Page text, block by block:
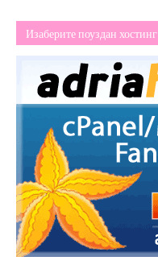
Изаберите поуздан хостинг